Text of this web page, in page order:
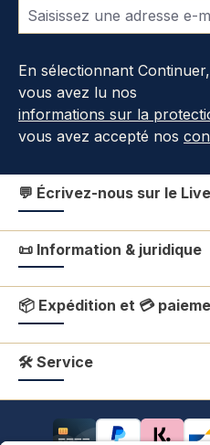
En sélectionnant
vous avez lu nos
informations sur la
vous avez accepté nos
💬 Écrivez-nous sur le
📜 Information & juridique
📦 Expédition et 💳
🛠 Service